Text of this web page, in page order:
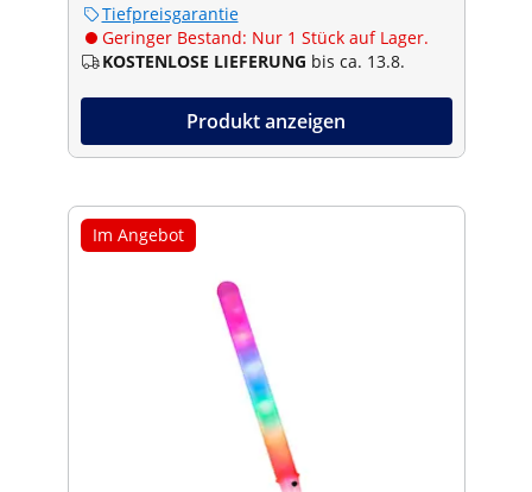
Tiefpreisgarantie
Geringer Bestand: Nur 1 Stück auf Lager.
KOSTENLOSE LIEFERUNG bis ca. 13.8.
Produkt anzeigen
Im Angebot